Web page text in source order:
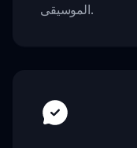
الموسيقى.